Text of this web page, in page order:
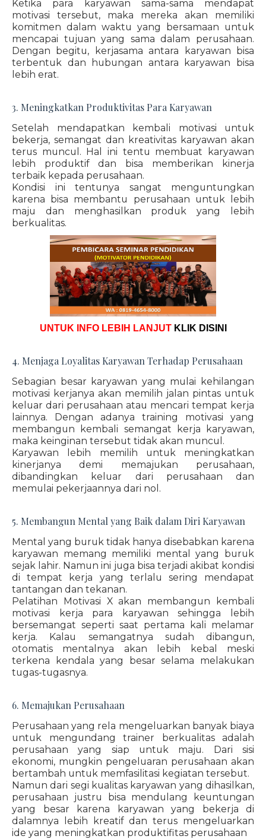
Ketika para karyawan sama-sama mendapat
motivasi tersebut, maka mereka akan memiliki
komitmen dalam waktu yang bersamaan untuk
mencapai tujuan yang sama dalam perusahaan.
Dengan begitu, kerjasama antara karyawan bisa
terbentuk dan hubungan antara karyawan bisa
lebih erat.
3. Meningkatkan Produktivitas Para Karyawan
Setelah mendapatkan kembali motivasi untuk
bekerja, semangat dan kreativitas karyawan akan
terus muncul. Hal ini tentu membuat karyawan
lebih produktif dan bisa memberikan kinerja
terbaik kepada perusahaan.
Kondisi ini tentunya sangat menguntungkan
karena bisa membantu perusahaan untuk lebih
maju dan menghasilkan produk yang lebih
berkualitas.
UNTUK INFO LEBIH LANJUT KLIK DISINI
4. Menjaga Loyalitas Karyawan Terhadap Perusahaan
Sebagian besar karyawan yang mulai kehilangan
motivasi kerjanya akan memilih jalan pintas untuk
keluar dari perusahaan atau mencari tempat kerja
lainnya. Dengan adanya training motivasi yang
membangun kembali semangat kerja karyawan,
maka keinginan tersebut tidak akan muncul.
Karyawan lebih memilih untuk meningkatkan
kinerjanya demi memajukan perusahaan,
dibandingkan keluar dari perusahaan dan
memulai pekerjaannya dari nol.
5. Membangun Mental yang Baik dalam Diri Karyawan
Mental yang buruk tidak hanya disebabkan karena
karyawan memang memiliki mental yang buruk
sejak lahir. Namun ini juga bisa terjadi akibat kondisi
di tempat kerja yang terlalu sering mendapat
tantangan dan tekanan.
Pelatihan Motivasi X akan membangun kembali
motivasi kerja para karyawan sehingga lebih
bersemangat seperti saat pertama kali melamar
kerja. Kalau semangatnya sudah dibangun,
otomatis mentalnya akan lebih kebal meski
terkena kendala yang besar selama melakukan
tugas-tugasnya.
6. Memajukan Perusahaan
Perusahaan yang rela mengeluarkan banyak biaya
untuk mengundang trainer berkualitas adalah
perusahaan yang siap untuk maju. Dari sisi
ekonomi, mungkin pengeluaran perusahaan akan
bertambah untuk memfasilitasi kegiatan tersebut.
Namun dari segi kualitas karyawan yang dihasilkan,
perusahaan justru bisa mendulang keuntungan
yang besar karena karyawan yang bekerja di
dalamnya lebih kreatif dan terus mengeluarkan
ide yang meningkatkan produktifitas perusahaan